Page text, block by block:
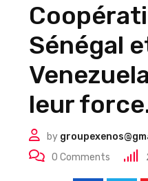
Sénégal
leur
by
0 Comments